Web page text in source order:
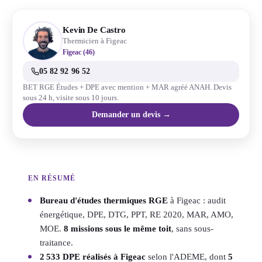
Kevin De Castro
Thermicien à Figeac
Figeac (46)
05 82 92 96 52
BET RGE Études + DPE avec mention + MAR agréé ANAH. Devis
sous 24 h, visite sous 10 jours.
Demander un devis →
EN RÉSUMÉ
Bureau d'études thermiques RGE à Figeac : audit
énergétique, DPE, DTG, PPT, RE 2020, MAR, AMO,
MOE. 8 missions sous le même toit, sans sous-
traitance.
2 533 DPE réalisés à Figeac selon l'ADEME, dont 5